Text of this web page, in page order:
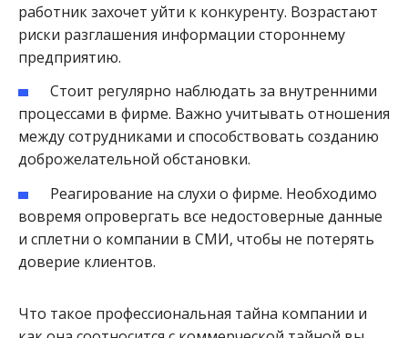
работник захочет уйти к конкуренту. Возрастают
риски разглашения информации стороннему
предприятию.
Стоит регулярно наблюдать за внутренними
процессами в фирме. Важно учитывать отношения
между сотрудниками и способствовать созданию
доброжелательной обстановки.
Реагирование на слухи о фирме. Необходимо
вовремя опровергать все недостоверные данные
и сплетни о компании в СМИ, чтобы не потерять
доверие клиентов.
Что такое профессиональная тайна компании и